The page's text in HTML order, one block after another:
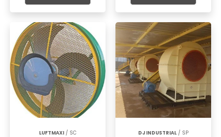
LUFTMAXI / SC DJ INDUSTRIAL / SP